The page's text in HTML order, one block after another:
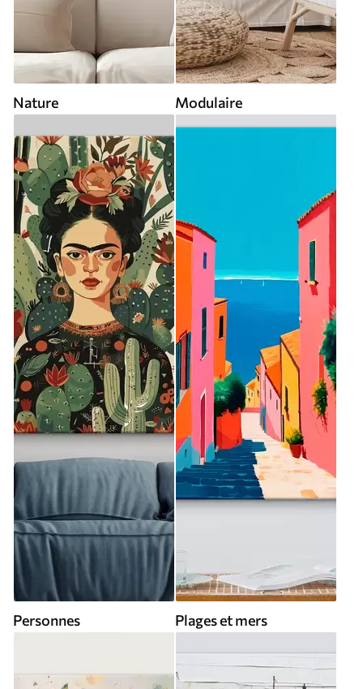
Nature Modulaire
Personnes Plages et mers